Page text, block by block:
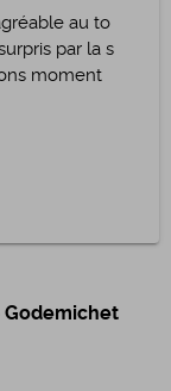
au to
par la s
moment
Godemichet